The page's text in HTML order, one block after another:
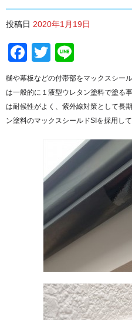
投稿日 2020年1月19日
Facebook
Twitter
樋や幕板などの付帯部をマックスシー
は一般的に１液型ウレタン塗料で塗る
は耐候性がよく、紫外線対策として長
ン塗料のマックスシールドSIを採用して